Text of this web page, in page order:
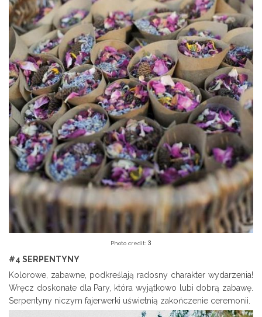
Photo credit: 3
#4 SERPENTYNY
Kolorowe, zabawne, podkreślają radosny charakter wydarzenia!
Wręcz doskonałe dla Pary, która wyjątkowo lubi dobrą zabawę.
Serpentyny niczym fajerwerki uświetnią zakończenie ceremonii.